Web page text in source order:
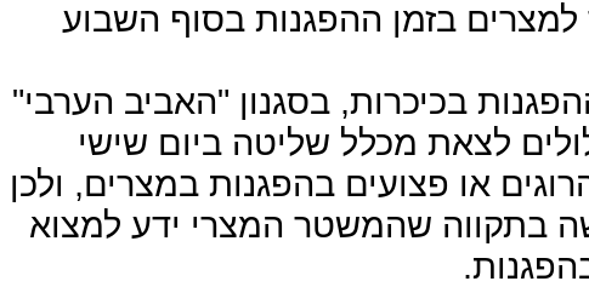
למצרים בזמן ההפגנות בסוף השבוע
בכיכרות, בסגנון "האביב הערבי"
לצאת מכלל שליטה ביום שישי
או פצועים בהפגנות במצרים, ולכן
בתקווה שהמשטר המצרי ידע למצוא